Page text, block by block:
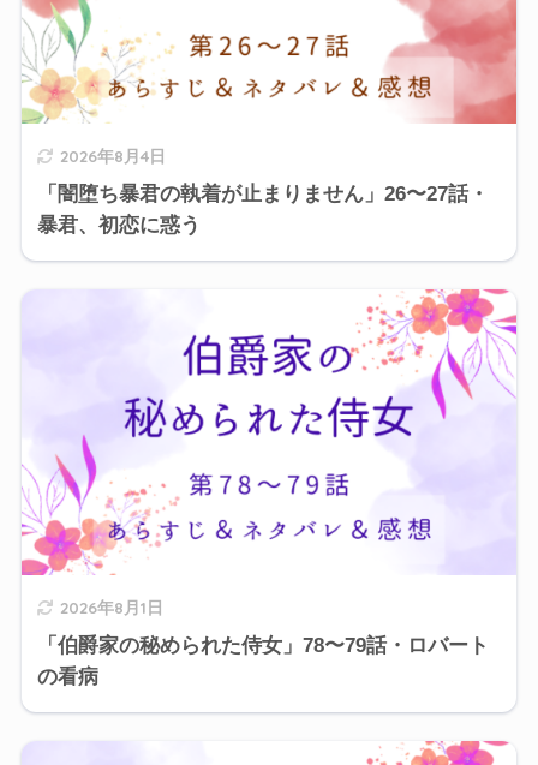
2026年8月4日
「闇堕ち暴君の執着が止まりません」26〜27話・
暴君、初恋に惑う
2026年8月1日
「伯爵家の秘められた侍女」78〜79話・ロバート
の看病